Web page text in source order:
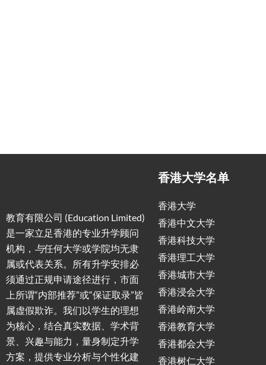
教育有限公司 (Education Limited)
是一家立足香港的专业升学顾问
机构， 与任何大学或学院均无隶
属或代表关系。所有升学安排必
须通过正规申请途径进行，市面
上所谓“内部推荐”或“保证取录”皆
属虚假欺诈。我们以学生的理想
为核心，结合真实数据、学术背
景、兴趣与能力，量身制定升学
方案，提供专业分析与个性化建
香港大学名单
香港大学
香港中文大学
香港科技大学
香港理工大学
香港城市大学
香港浸会大学
香港岭南大学
香港教育大学
香港都会大学
香港树仁大学